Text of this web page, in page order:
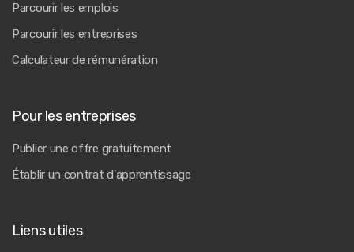
Parcourir les emplois
Parcourir les entreprises
Calculateur de rémunération
Pour les entreprises
Publier une offre gratuitement
Établir un contrat d'apprentissage
Liens utiles